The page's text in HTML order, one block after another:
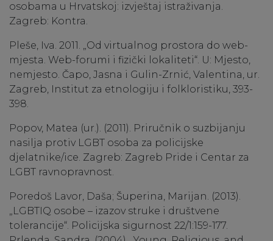
osobama u Hrvatskoj: izvještaj istraživanja.
Zagreb: Kontra.
Pleše, Iva. 2011. „Od virtualnog prostora do web-
mjesta. Web-forumi i fizički lokaliteti“. U: Mjesto,
nemjesto. Čapo, Jasna i Gulin-Zrnić, Valentina, ur.
Zagreb, Institut za etnologiju i folkloristiku, 393-
398.
Popov, Matea (ur.). (2011). Priručnik o suzbijanju
nasilja protiv LGBT osoba za policijske
djelatnike/ice. Zagreb: Zagreb Pride i Centar za
LGBT ravnopravnost.
Poredoš Lavor, Daša; Šuperina, Marijan. (2013).
„LGBTIQ osobe – izazov struke i društvene
tolerancije“. Policijska sigurnost 22/1:159-177.